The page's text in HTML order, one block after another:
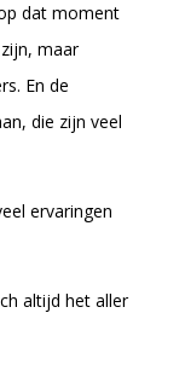
dat moment
maar
En de
die zijn veel
ervaringen
altijd het aller